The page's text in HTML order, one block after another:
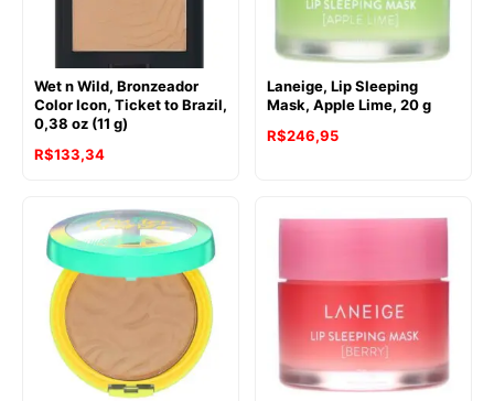
Wet n Wild, Bronzeador
Color Icon, Ticket to Brazil,
0,38 oz (11 g)
R$133,34
Laneige, Lip Sleeping
Mask, Apple Lime, 20 g
R$246,95